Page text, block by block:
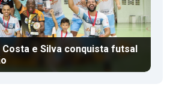
e Silva conquista futsal